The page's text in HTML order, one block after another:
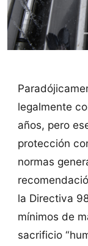
legalmente
años, pero
protección
normas
la Directiva
mínimos de
sacrificio